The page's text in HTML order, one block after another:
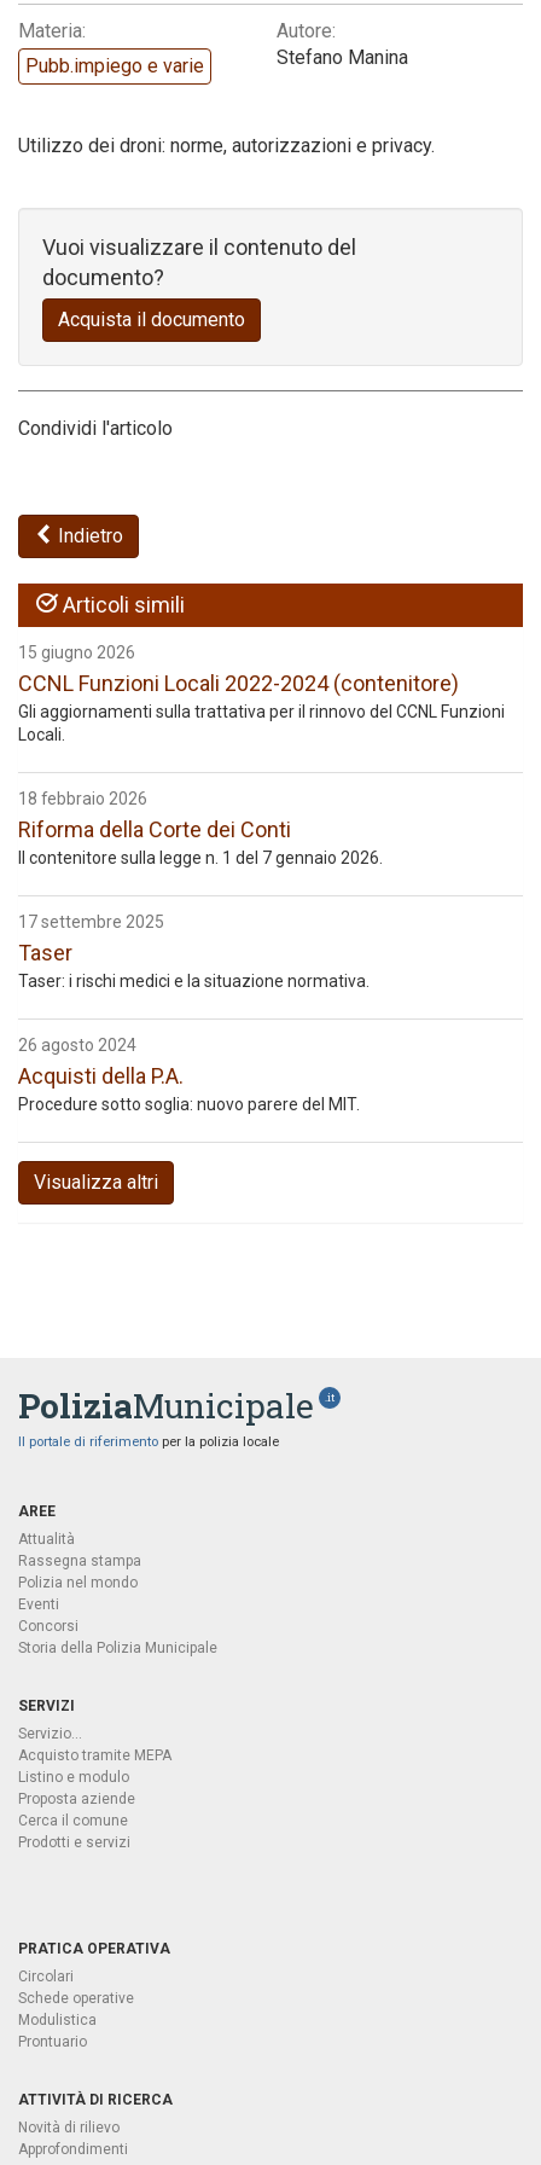
Codice della strada
Materia:
Pubb.impiego e varie
Autore:
Stefano Manina
Utilizzo dei droni: norme, autorizzazioni e privacy.
Vuoi visualizzare il contenuto del
documento?
Acquista il documento
Condividi l'articolo
Indietro
Articoli simili
15 giugno 2026
CCNL Funzioni Locali 2022-2024 (contenitore)
Gli aggiornamenti sulla trattativa per il rinnovo del CCNL Funzioni
Locali.
18 febbraio 2026
Riforma della Corte dei Conti
Il contenitore sulla legge n. 1 del 7 gennaio 2026.
17 settembre 2025
Taser
Taser: i rischi medici e la situazione normativa.
26 agosto 2024
Acquisti della P.A.
Procedure sotto soglia: nuovo parere del MIT.
Visualizza altri
PoliziaMunicipale .it
Il portale di riferimento per la polizia locale
AREE
Attualità
Rassegna stampa
Polizia nel mondo
Eventi
Concorsi
Storia della Polizia Municipale
SERVIZI
Servizio...
Acquisto tramite MEPA
Listino e modulo
Proposta aziende
Cerca il comune
Prodotti e servizi
PRATICA OPERATIVA
Circolari
Schede operative
Modulistica
Prontuario
ATTIVITÀ DI RICERCA
Novità di rilievo
Approfondimenti